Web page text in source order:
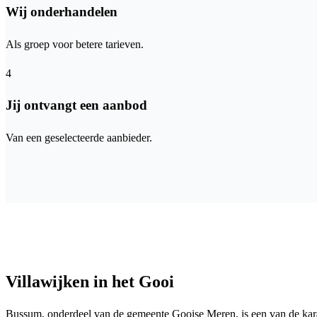
Wij onderhandelen
Als groep voor betere tarieven.
4
Jij ontvangt een aanbod
Van een geselecteerde aanbieder.
Villawijken in het Gooi
Bussum, onderdeel van de gemeente Gooise Meren, is een van de